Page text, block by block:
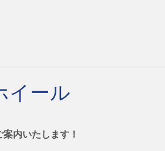
イール
内いたします！